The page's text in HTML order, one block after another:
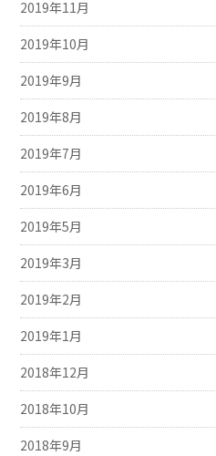
2019年11月
2019年10月
2019年9月
2019年8月
2019年7月
2019年6月
2019年5月
2019年3月
2019年2月
2019年1月
2018年12月
2018年10月
2018年9月